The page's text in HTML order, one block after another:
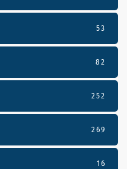
53
82
252
269
16